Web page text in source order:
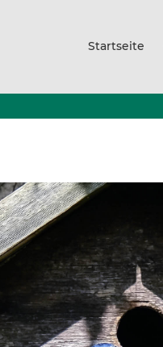
Startseite